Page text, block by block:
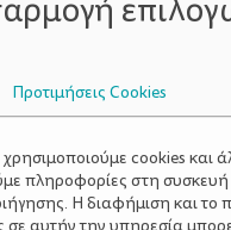
της
Προτιμήσεις Cookies
χρησιμοποιούμε cookies και
πληροφορίες στη
Η διαφήμιση και